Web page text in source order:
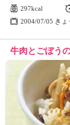
297kcal
2004/07/05 き
牛肉とごぼう